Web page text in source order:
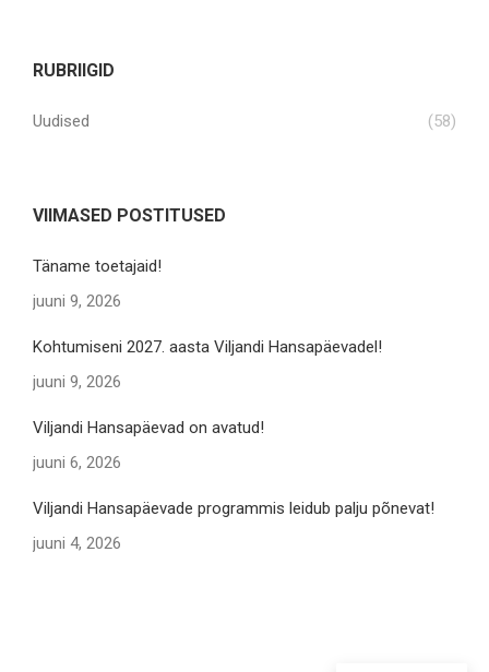
RUBRIIGID
Uudised (58)
VIIMASED POSTITUSED
Täname toetajaid!
juuni 9, 2026
Kohtumiseni 2027. aasta Viljandi Hansapäevadel!
juuni 9, 2026
Viljandi Hansapäevad on avatud!
juuni 6, 2026
Viljandi Hansapäevade programmis leidub palju põnevat!
juuni 4, 2026